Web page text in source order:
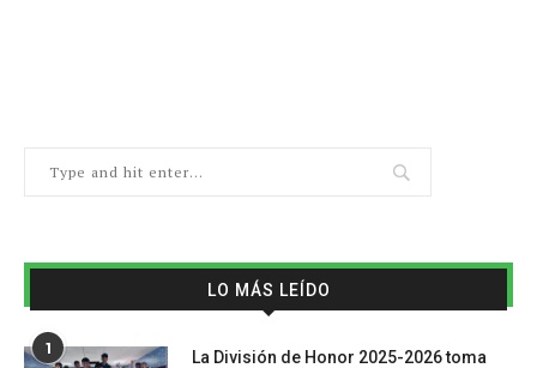
LO MÁS LEÍDO
1
La División de Honor 2025-2026 toma